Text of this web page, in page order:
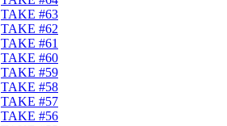
TAKE #63
TAKE #62
TAKE #61
TAKE #60
TAKE #59
TAKE #58
TAKE #57
TAKE #56